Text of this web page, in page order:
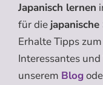
Japanisch lernen
für die
Erhalte Tipps
Interessantes
unserem Blog